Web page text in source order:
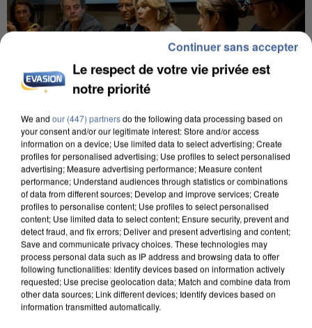
INCENDIES : L’ÎLE-DE-FRANCE LANCE UN ÉLAN
DE SOLIDARITÉ AVEC LES...
Le respect de votre vie privée est
notre priorité
We and our (447) partnersdo the following data processing based on
your consent and/or our legitimate interest: Store and/or access
information on a device; Use limited data to select advertising; Create
profiles for personalised advertising; Use profiles to select personalised
advertising; Measure advertising performance; Measure content
performance; Understand audiences through statistics or combinations
of data from different sources; Develop and improve services; Create
profiles to personalise content; Use profiles to select personalised
content; Use limited data to select content; Ensure security, prevent and
detect fraud, and fix errors; Deliver and present advertising and content;
Save and communicate privacy choices. These technologies may
process personal data such as IP address and browsing data to offer
following functionalities: Identify devices based on information actively
requested; Use precise geolocation data; Match and combine data from
other data sources; Link different devices; Identify devices based on
information transmitted automatically.
Continuer sans accepter